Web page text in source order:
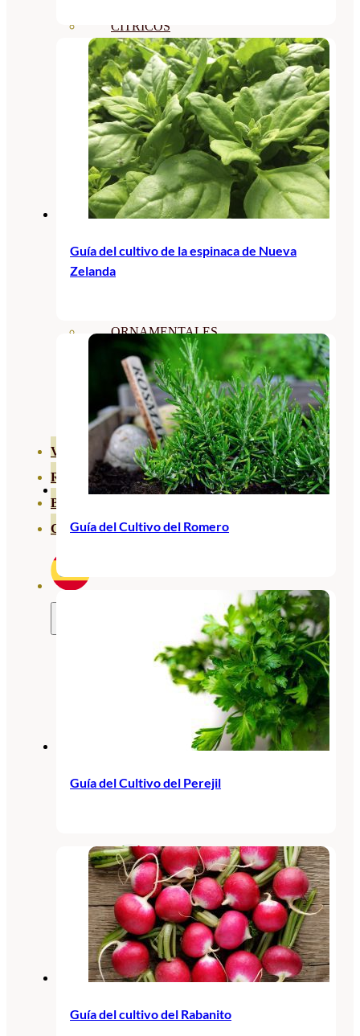
CÍTRICOS
FRUTALES
CÉSPED
BONSAI
CONÍFERAS Y SETOS
OLIVO
CACTUS, CRASAS Y
PLANTAS DE INTERIOR
ORNAMENTALES
HORTENSIAS
ROSALES
GERANIOS
VIVERO
RECURSOS
BLOG
CONTACTO
Guía del cultivo de la espinaca de Nueva
Zelanda
Guía del Cultivo del Romero
Guía del Cultivo del Perejil
Guía del cultivo del Rabanito